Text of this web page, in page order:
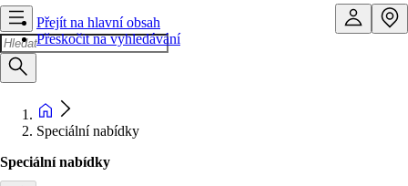
Přejít na hlavní obsah
Přeskočit na vyhledávání
Speciální nabídky
Speciální nabídky